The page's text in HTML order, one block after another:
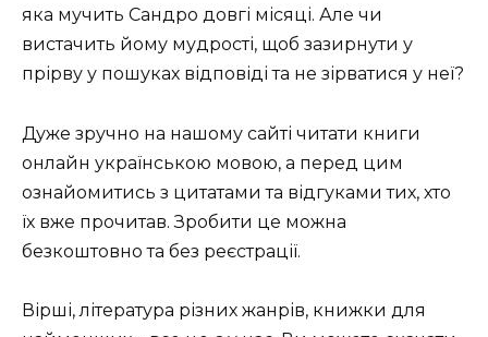
яка мучить Сандро довгі місяці. Але чи
вистачить йому мудрості, щоб зазирнути у
прірву у пошуках відповіді та не зірватися у неї?
Дуже зручно на нашому сайті читати книги
онлайн українською мовою, а перед цим
ознайомитись з цитатами та відгуками тих, хто
їх вже прочитав. Зробити це можна
безкоштовно та без реєстрації.
Вірші, література різних жанрів, книжки для